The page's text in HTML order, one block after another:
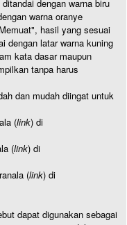
dengan warna biru
warna oranye
hasil yang sesuai
dengan latar warna kuning
kata dasar maupun
tanpa harus
dan mudah diingat untuk
(link) di
(link) di
(link) di
dapat digunakan sebagai